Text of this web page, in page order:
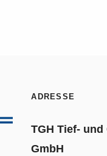
ADRESSE
TGH Tief-
GmbH